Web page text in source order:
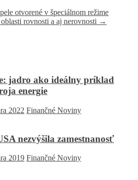
otvorené v špeciálnom režime
rovnosti a aj nerovnosti →
jadro ako ideálny príklad
energie
2022 Finančné Noviny
nezvýšila zamestnanosť
2019 Finančné Noviny